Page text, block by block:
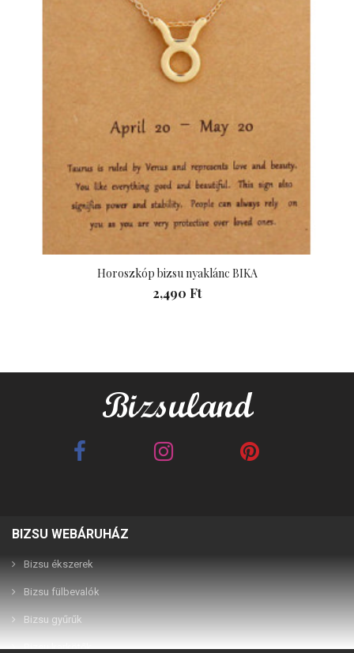
Horoszkóp bizsu nyaklánc BIKA
2,490 Ft
Best Friends barna 2in1
2,990 Ft
BIZSU WEBÁRUHÁZ
Bizsu ékszerek
Bizsu fülbevalók
Bizsu gyűrűk
Bizsu karkötők